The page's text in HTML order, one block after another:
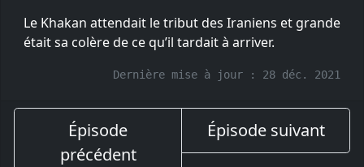
Le Khakan attendait le tribut des Iraniens et grande
était sa colère de ce qu’il tardait à arriver.
Dernière mise à jour : 28 déc. 2021
Épisode
précédent
Épisode suivant